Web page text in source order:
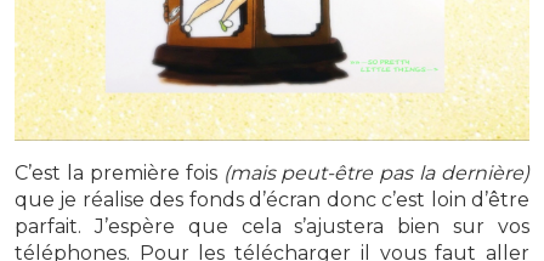
C’est la première fois (mais peut-être pas la dernière)
que je réalise des fonds d’écran donc c’est loin d’être
parfait. J’espère que cela s’ajustera bien sur vos
téléphones. Pour les télécharger il vous faut aller